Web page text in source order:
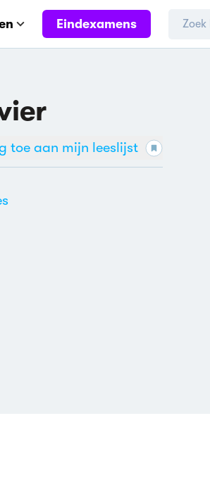
Eindexamens
toe aan mijn leeslijst